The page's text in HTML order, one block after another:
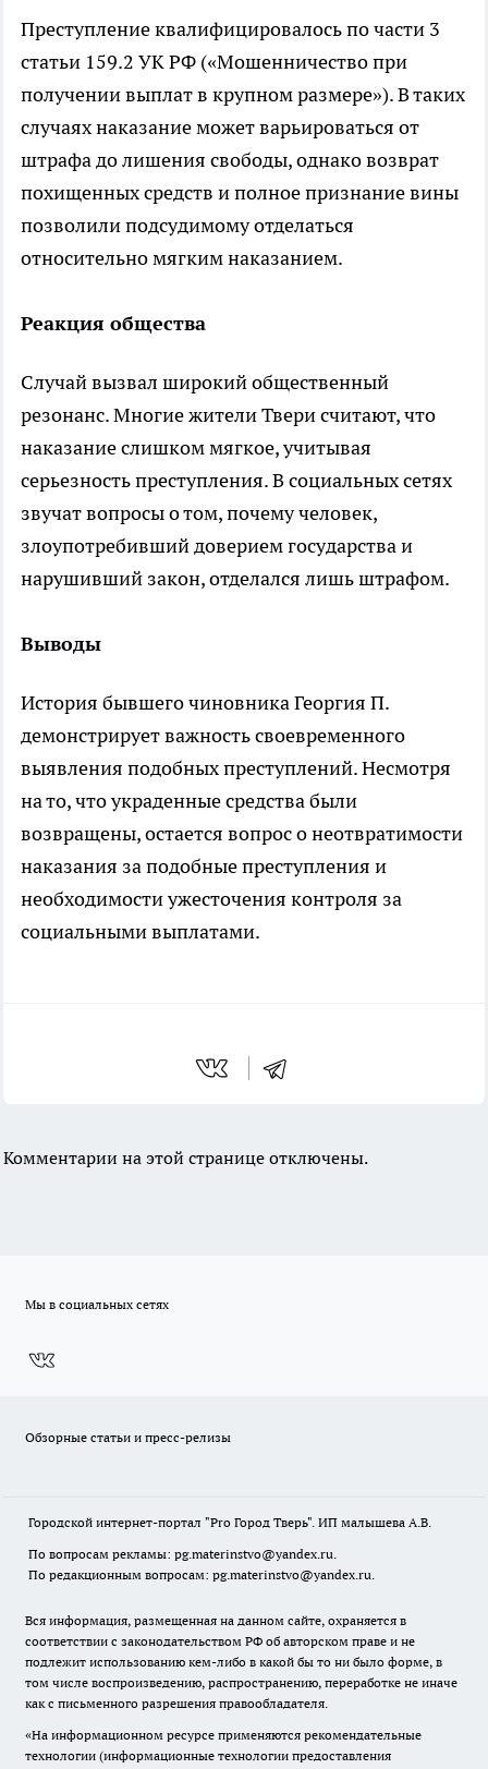
Преступление квалифицировалось по части 3
статьи 159.2 УК РФ («Мошенничество при
получении выплат в крупном размере»). В таких
случаях наказание может варьироваться от
штрафа до лишения свободы, однако возврат
похищенных средств и полное признание вины
позволили подсудимому отделаться
относительно мягким наказанием.
Реакция общества
Случай вызвал широкий общественный
резонанс. Многие жители Твери считают, что
наказание слишком мягкое, учитывая
серьезность преступления. В социальных сетях
звучат вопросы о том, почему человек,
злоупотребивший доверием государства и
нарушивший закон, отделался лишь штрафом.
Выводы
История бывшего чиновника Георгия П.
демонстрирует важность своевременного
выявления подобных преступлений. Несмотря
на то, что украденные средства были
возвращены, остается вопрос о неотвратимости
наказания за подобные преступления и
необходимости ужесточения контроля за
социальными выплатами.
Комментарии на этой странице отключены.
Мы в социальных сетях
Обзорные статьи и пресс-релизы
Городской интернет-портал "Pro Город Тверь". ИП малышева А.В.
По вопросам рекламы: pg.materinstvo@yandex.ru.
По редакционным вопросам: pg.materinstvo@yandex.ru.
Вся информация, размещенная на данном сайте, охраняется в
соответствии с законодательством РФ об авторском праве и не
подлежит использованию кем-либо в какой бы то ни было форме, в
том числе воспроизведению, распространению, переработке не иначе
как с письменного разрешения правообладателя.
«На информационном ресурсе применяются рекомендательные
технологии (информационные технологии предоставления